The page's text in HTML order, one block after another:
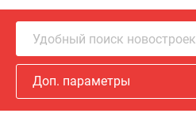
Ипотека
Новостройки
Москвы
Новостройки
Подмосковья
Новостройки
Удобный поиск новостроек
Доп. параметры